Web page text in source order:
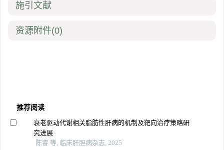
施引文献
资源附件(0)
推荐阅读
衰老驱动代谢相关脂肪性肝病的机制及靶向治疗策略研
究进展
陈睿 等, 临床肝胆病杂志, 2025